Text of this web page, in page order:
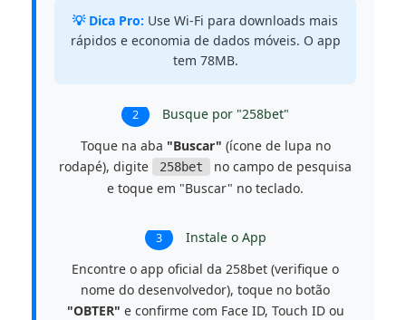
💡 Dica Pro: Use Wi-Fi para downloads mais
rápidos e economia de dados móveis. O app
tem 78MB.
2
Busque por "258bet"
Toque na aba "Buscar" (ícone de lupa no
rodapé), digite
258bet
no campo de pesquisa
e toque em "Buscar" no teclado.
3
Instale o App
Encontre o app oficial da 258bet (verifique o
nome do desenvolvedor), toque no botão
"OBTER" e confirme com Face ID, Touch ID ou